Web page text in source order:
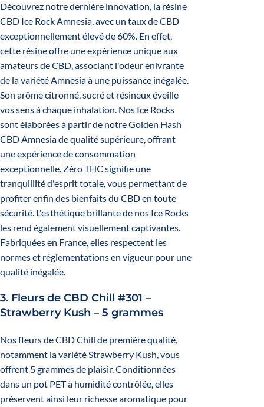
Découvrez notre dernière innovation, la résine
CBD Ice Rock Amnesia, avec un taux de CBD
exceptionnellement élevé de 60%. En effet,
cette résine offre une expérience unique aux
amateurs de CBD, associant l'odeur enivrante
de la variété Amnesia à une puissance inégalée.
Son arôme citronné, sucré et résineux éveille
vos sens à chaque inhalation. Nos Ice Rocks
sont élaborées à partir de notre Golden Hash
CBD Amnesia de qualité supérieure, offrant
une expérience de consommation
exceptionnelle. Zéro THC signifie une
tranquillité d'esprit totale, vous permettant de
profiter enfin des bienfaits du CBD en toute
sécurité. L'esthétique brillante de nos Ice Rocks
les rend également visuellement captivantes.
Fabriquées en France, elles respectent les
normes et réglementations en vigueur pour une
qualité inégalée.
3. Fleurs de CBD Chill #301 –
Strawberry Kush – 5 grammes
Nos fleurs de CBD Chill de première qualité,
notamment la variété Strawberry Kush, vous
offrent 5 grammes de plaisir. Conditionnées
dans un pot PET à humidité contrôlée, elles
préservent ainsi leur richesse aromatique pour